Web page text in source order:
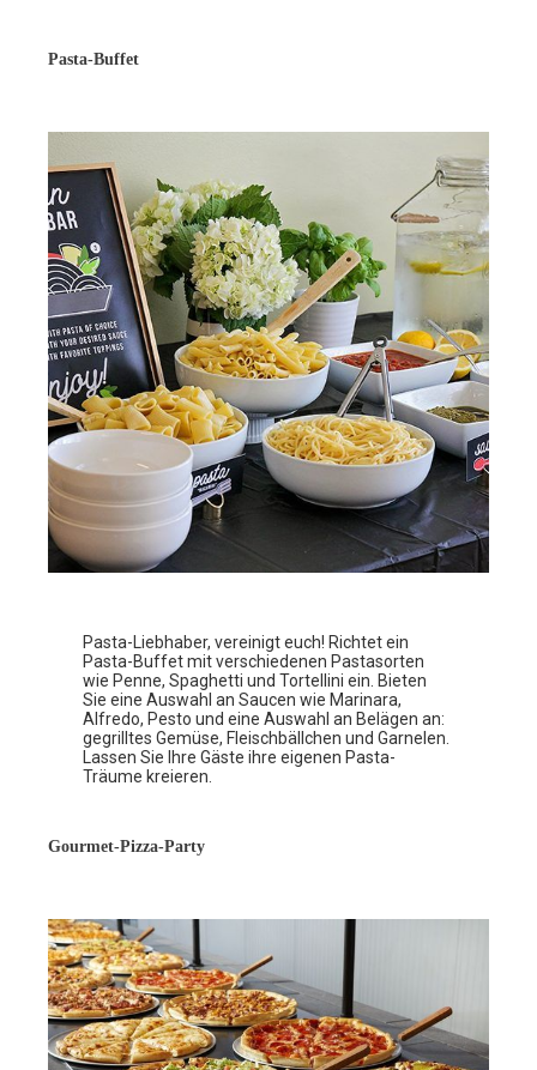
Pasta-Buffet
Pasta-Liebhaber, vereinigt euch! Richtet ein
Pasta-Buffet mit verschiedenen Pastasorten
wie Penne, Spaghetti und Tortellini ein. Bieten
Sie eine Auswahl an Saucen wie Marinara,
Alfredo, Pesto und eine Auswahl an Belägen an:
gegrilltes Gemüse, Fleischbällchen und Garnelen.
Lassen Sie Ihre Gäste ihre eigenen Pasta-
Träume kreieren.
Gourmet-Pizza-Party